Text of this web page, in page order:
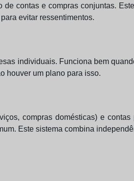
contas e compras conjuntas.
evitar ressentimentos.
individuais. Funciona bem
houver um plano para isso.
compras domésticas) e
Este sistema combina